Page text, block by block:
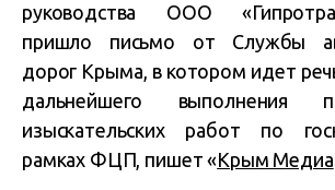
руководства ООО
пришло письмо от Службы
дорог Крыма, в котором идет
дальнейшего выполнения
изыскательских работ по
рамках ФЦП, пишет«Крым Медиа